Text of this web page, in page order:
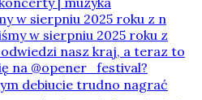
w sierpniu 2025 roku z n